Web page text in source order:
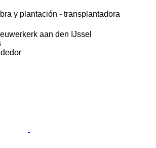
y plantación - transplantadora
aan den IJssel